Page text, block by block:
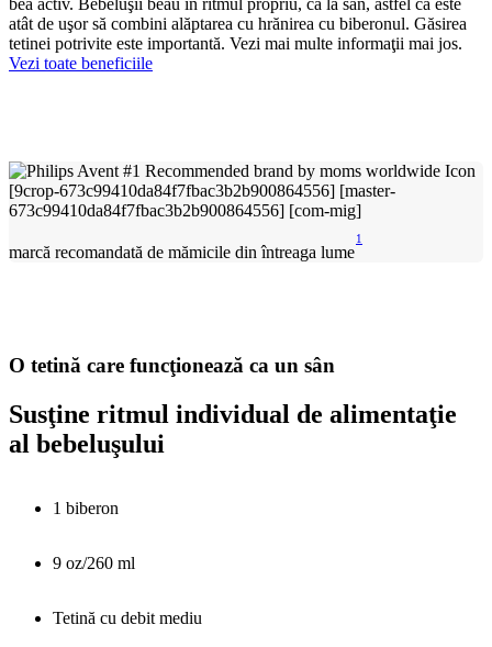
atât de uşor să combini alăptarea cu hrănirea cu biberonul. Găsirea
tetinei potrivite este importantă. Vezi mai multe informaţii mai jos.
Vezi toate beneficiile
marcă recomandată de mămicile din întreaga lume
1
O tetină care funcţionează ca un sân
Susţine ritmul individual de alimentaţie
al bebeluşului
1 biberon
9 oz/260 ml
Tetină cu debit mediu